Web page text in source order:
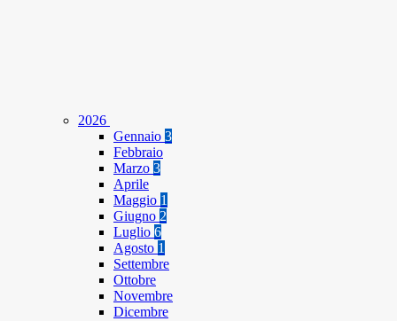
2026
Gennaio 3
Febbraio
Marzo 3
Aprile
Maggio 1
Giugno 2
Luglio 6
Agosto 1
Settembre
Ottobre
Novembre
Dicembre